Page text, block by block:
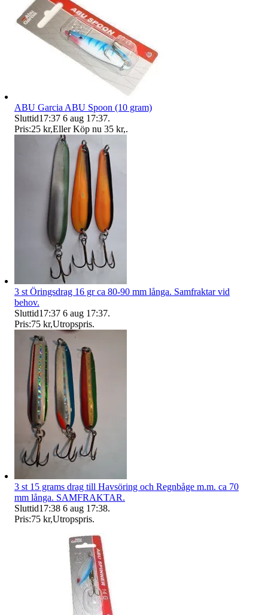
ABU Garcia ABU Spoon (10 gram)
Sluttid17:37 6 aug 17:37.
Pris:25 kr,Eller Köp nu 35 kr,.
3 st Öringsdrag 16 gr ca 80-90 mm långa. Samfraktar vid
behov.
Sluttid17:37 6 aug 17:37.
Pris:75 kr,Utropspris.
3 st 15 grams drag till Havsöring och Regnbåge m.m. ca 70
mm långa. SAMFRAKTAR.
Sluttid17:38 6 aug 17:38.
Pris:75 kr,Utropspris.